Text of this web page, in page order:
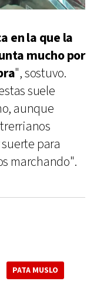
en la que la
mucho por
", sostuvo.
suele
aunque
suerte para
marchando".
PATA MUSLO